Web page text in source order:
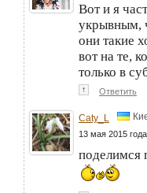
Вот и я
укрывным,
они такие
вот на те,
только в
↑ Ответить
Caty_L
13 мая 2015
поделимся